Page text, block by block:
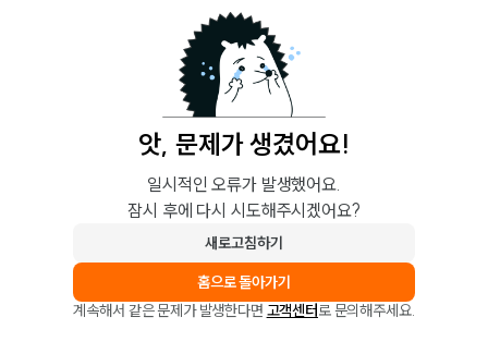
앗, 문제가 생겼어요!
일시적인 오류가 발생했어요.
잠시 후에 다시 시도해주시겠어요?
새로고침하기
홈으로 돌아가기
계속해서 같은 문제가 발생한다면 고객센터로 문의해주세요.